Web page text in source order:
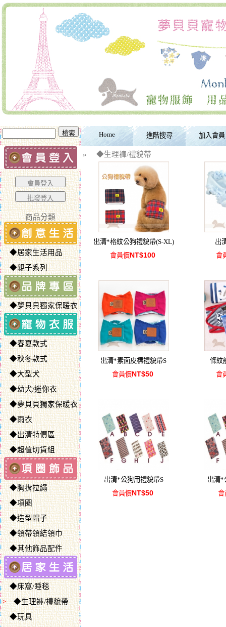
Home 進階搜尋 加入會員
商品分類
◆居家生活用品
◆親子系列
◆夢貝貝獨家保暖衣
◆春夏款式
◆秋冬款式
◆大型犬
◆幼犬/迷你衣
◆夢貝貝獨家保暖衣
◆雨衣
◆出清特價區
◆超值切貨組
◆胸揹拉繩
◆項圈
◆造型帽子
◆領帶領結領巾
◆其他飾品配件
◆床窩/睡毯
>◆生理褲/禮貌帶
◆玩具
» ◆生理褲/禮貌帶
出清*格紋公狗禮貌帶(S-XL)
會員價NT$100
出
會
出清*素面皮標禮貌帶S
會員價NT$50
條紋
會
出清*公狗用禮貌帶S
會員價NT$50
出清*
會